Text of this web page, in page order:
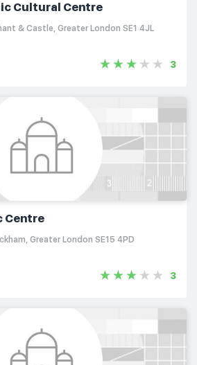
Cultural Centre
& Castle, Greater London SE1 4JL
3
Centre
Greater London SE15 4PD
3